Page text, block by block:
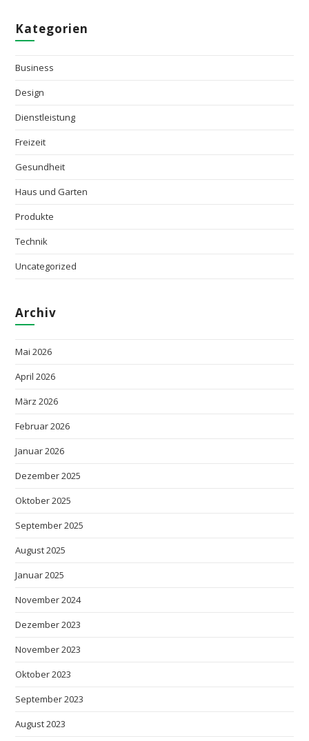
Kategorien
Business
Design
Dienstleistung
Freizeit
Gesundheit
Haus und Garten
Produkte
Technik
Uncategorized
Archiv
Mai 2026
April 2026
März 2026
Februar 2026
Januar 2026
Dezember 2025
Oktober 2025
September 2025
August 2025
Januar 2025
November 2024
Dezember 2023
November 2023
Oktober 2023
September 2023
August 2023